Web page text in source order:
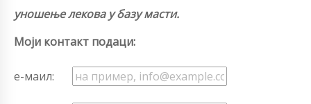
уношење лекова у базу масти.
Моји контакт подаци:
е-маил: